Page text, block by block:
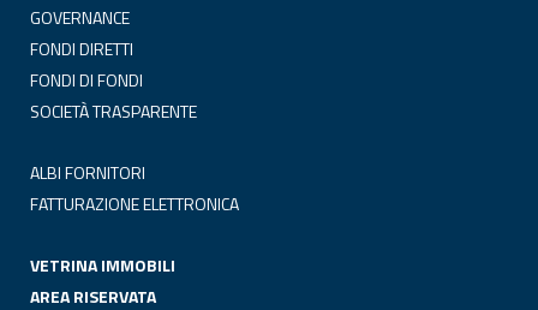
GOVERNANCE
FONDI DIRETTI
FONDI DI FONDI
SOCIETÀ TRASPARENTE
ALBI FORNITORI
FATTURAZIONE ELETTRONICA
VETRINA IMMOBILI
AREA RISERVATA